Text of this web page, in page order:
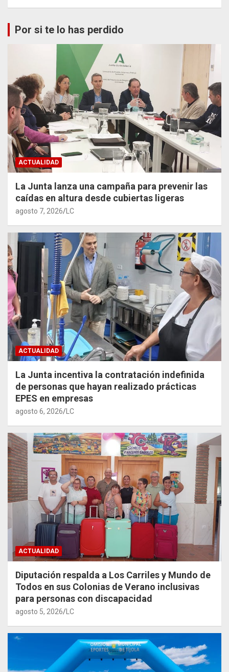
Por si te lo has perdido
ACTUALIDAD
La Junta lanza una campaña para prevenir las
caídas en altura desde cubiertas ligeras
agosto 7, 2026 LC
ACTUALIDAD
La Junta incentiva la contratación indefinida
de personas que hayan realizado prácticas
EPES en empresas
agosto 6, 2026 LC
ACTUALIDAD
Diputación respalda a Los Carriles y Mundo de
Todos en sus Colonias de Verano inclusivas
para personas con discapacidad
agosto 5, 2026 LC